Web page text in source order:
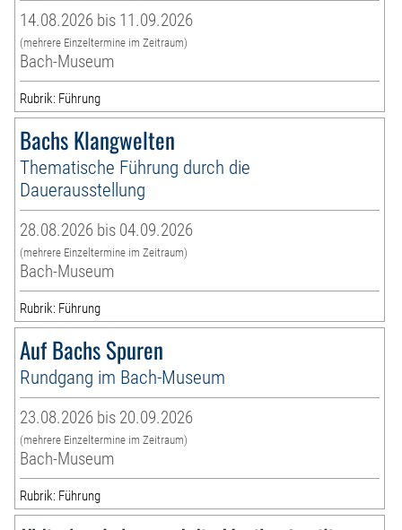
14.08.2026 bis 11.09.2026
(mehrere Einzeltermine im Zeitraum)
Bach-Museum
Rubrik: Führung
Bachs Klangwelten
Thematische Führung durch die
Dauerausstellung
28.08.2026 bis 04.09.2026
(mehrere Einzeltermine im Zeitraum)
Bach-Museum
Rubrik: Führung
Auf Bachs Spuren
Rundgang im Bach-Museum
23.08.2026 bis 20.09.2026
(mehrere Einzeltermine im Zeitraum)
Bach-Museum
Rubrik: Führung